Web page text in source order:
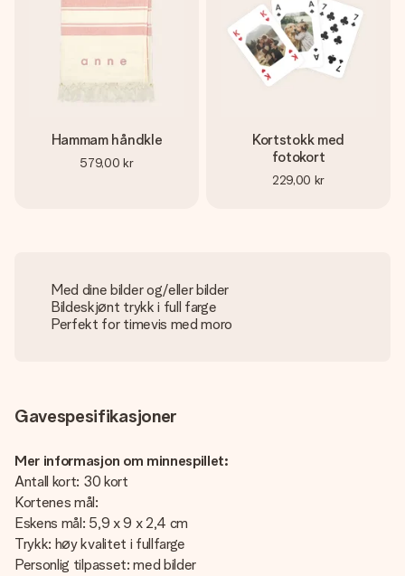
Hammam håndkle
579,00 kr
Kortstokk med
fotokort
229,00 kr
Med dine bilder og/eller bilder
Bildeskjønt trykk i full farge
Perfekt for timevis med moro
Gavespesifikasjoner
Mer informasjon om minnespillet:
Antall kort: 30 kort
Kortenes mål:
Eskens mål: 5,9 x 9 x 2,4 cm
Trykk: høy kvalitet i fullfarge
Personlig tilpasset: med bilder